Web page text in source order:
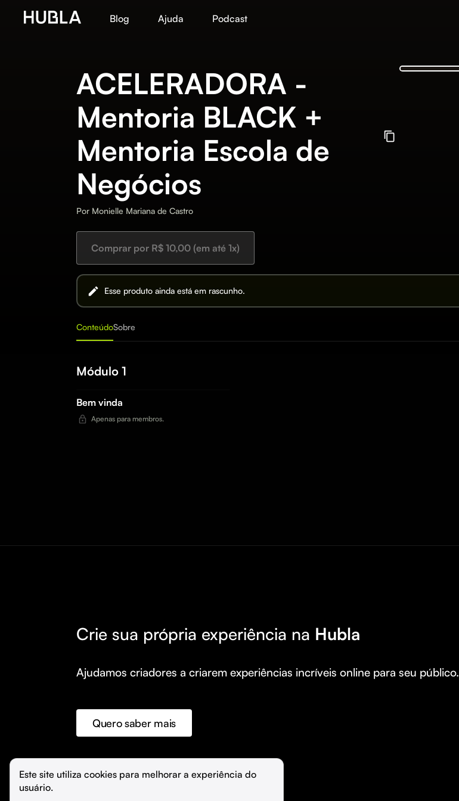
Blog Ajuda Podcast
ACELERADORA -
Mentoria BLACK +
Mentoria Escola de
Negócios
Por Monielle Mariana de Castro
Comprar por R$ 10,00 (em até 1x)
Esse produto ainda está em rascunho.
ConteúdoSobre
Módulo 1
Bem vinda
Apenas para membros.
Crie sua própria experiência na Hubla
Ajudamos criadores a criarem experiências incríveis online para seu público.
Quero saber mais
©️ Hubla Tecnologia Ltda • 2026
Este site utiliza cookies para melhorar a experiência do
usuário.